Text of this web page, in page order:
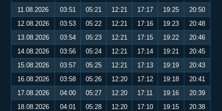
11.08.2026
03:51 05:21 12:21 17:17 19:25
20:50
12.08.2026
03:53 05:22 12:21 17:16 19:23
20:48
13.08.2026
03:54 05:23 12:21 17:15 19:22
20:46
14.08.2026
03:56 05:24 12:21 17:14 19:21
20:45
15.08.2026
03:57 05:25 12:21 17:13 19:19
20:43
16.08.2026
03:58 05:26 12:20 17:12 19:18
20:41
17.08.2026
04:00 05:27 12:20 17:11 19:16
20:39
18.08.2026
04:01 05:28 12:20 17:10 19:15
20:38